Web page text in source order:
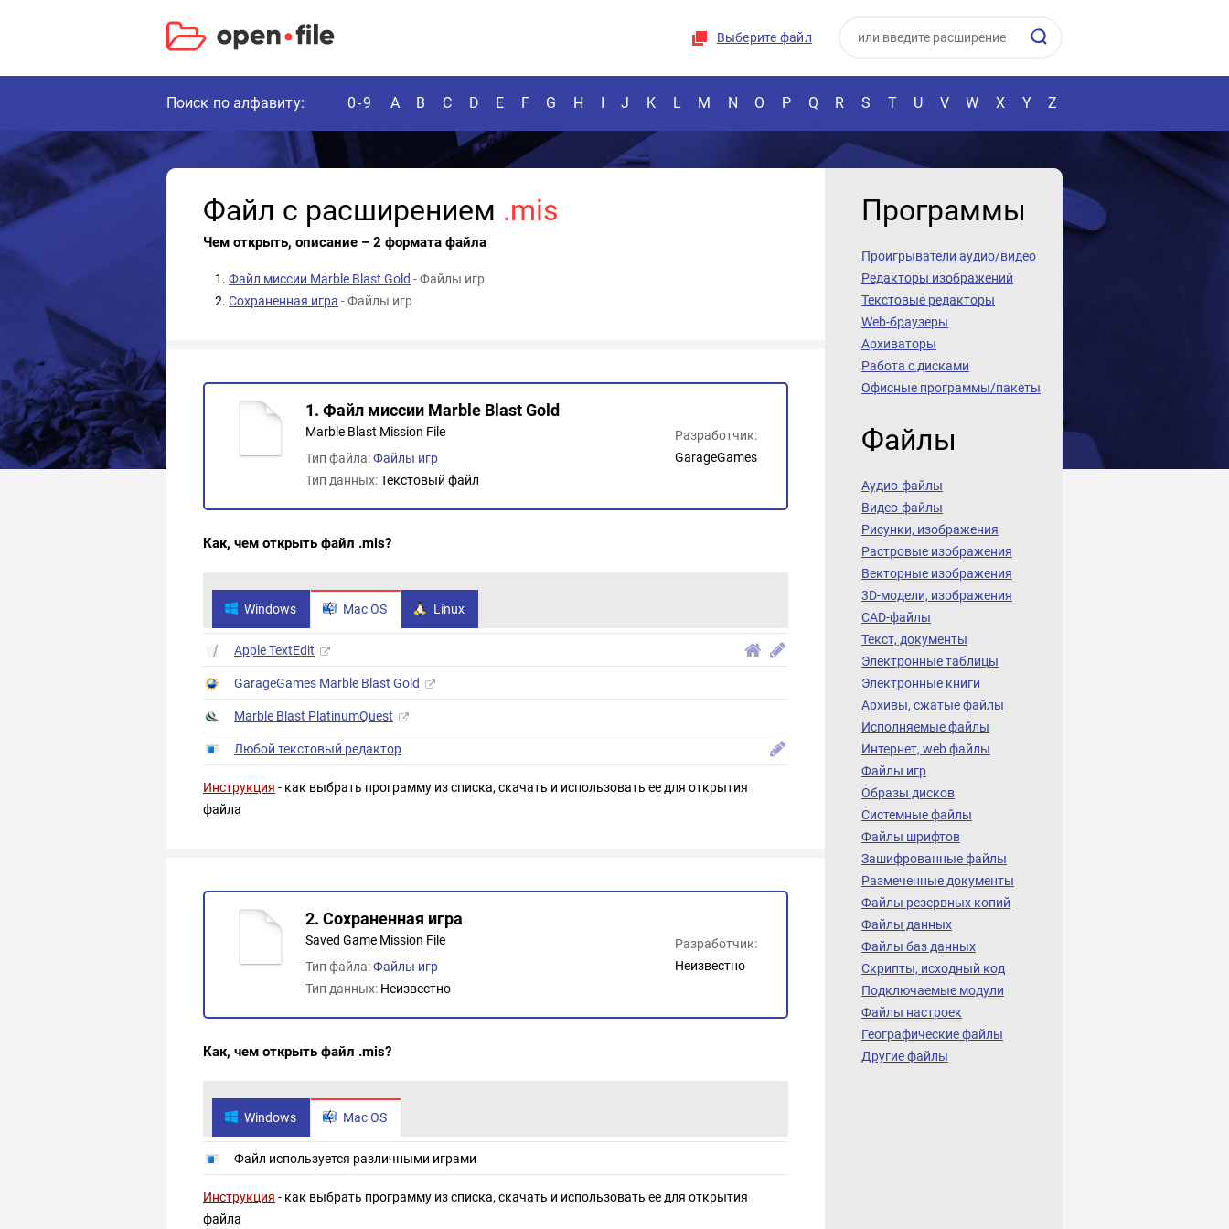
Выберите файл
Поиск по алфавиту: 0-9 A B C D E F G H I J K L M N O P Q R S T U V W X Y Z
Файл с расширением .mis
Чем открыть, описание – 2 формата файла
Файл миссии Marble Blast Gold - Файлы игр
Сохраненная игра - Файлы игр
1. Файл миссии Marble Blast Gold
Marble Blast Mission File
Тип файла:Файлы игр
Тип данных:Текстовый файл
Разработчик:
GarageGames
Как, чем открыть файл .mis?
Windows Mac OS Linux
Apple TextEdit
GarageGames Marble Blast Gold
Marble Blast PlatinumQuest
Любой текстовый редактор
Инструкция - как выбрать программу из списка, скачать и использовать ее для открытия
файла
2. Сохраненная игра
Saved Game Mission File
Тип файла:Файлы игр
Тип данных: Неизвестно
Разработчик:
Неизвестно
Как, чем открыть файл .mis?
Windows Mac OS
Файл используется различными играми
Инструкция - как выбрать программу из списка, скачать и использовать ее для открытия
файла
Программы
Проигрыватели аудио/видео
Редакторы изображений
Текстовые редакторы
Web-браузеры
Архиваторы
Работа с дисками
Офисные программы/пакеты
Файлы
Аудио-файлы
Видео-файлы
Рисунки, изображения
Растровые изображения
Векторные изображения
3D-модели, изображения
CAD-файлы
Текст, документы
Электронные таблицы
Электронные книги
Архивы, сжатые файлы
Исполняемые файлы
Интернет, web файлы
Файлы игр
Образы дисков
Системные файлы
Файлы шрифтов
Зашифрованные файлы
Размеченные документы
Файлы резервных копий
Файлы данных
Файлы баз данных
Скрипты, исходный код
Подключаемые модули
Файлы настроек
Географические файлы
Другие файлы